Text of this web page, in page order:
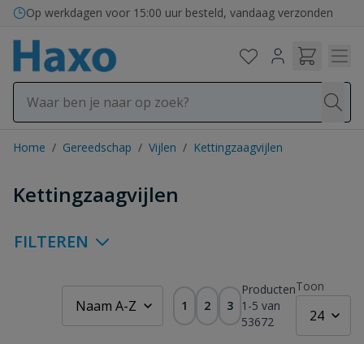
Ga naar de inhoud
Op werkdagen voor 15:00 uur besteld, vandaag verzonden
Home / Gereedschap / Vijlen / Kettingzaagvijlen
Kettingzaagvijlen
FILTEREN
Producten
1 -5 van
53672
1 2 3
Toon